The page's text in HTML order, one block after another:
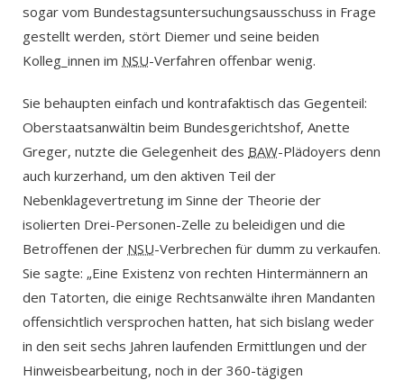
sogar vom Bundestagsuntersuchungsausschuss in Frage
gestellt werden, stört Diemer und seine beiden
Kolleg_innen im NSU-Verfahren offenbar wenig.
Sie behaupten einfach und kontrafaktisch das Gegenteil:
Oberstaatsanwältin beim Bundesgerichtshof, Anette
Greger, nutzte die Gelegenheit des BAW-Plädoyers denn
auch kurzerhand, um den aktiven Teil der
Nebenklagevertretung im Sinne der Theorie der
isolierten Drei-Personen-Zelle zu beleidigen und die
Betroffenen der NSU-Verbrechen für dumm zu verkaufen.
Sie sagte: „Eine Existenz von rechten Hintermännern an
den Tatorten, die einige Rechtsanwälte ihren Mandanten
offensichtlich versprochen hatten, hat sich bislang weder
in den seit sechs Jahren laufenden Ermittlungen und der
Hinweisbearbeitung, noch in der 360-tägigen